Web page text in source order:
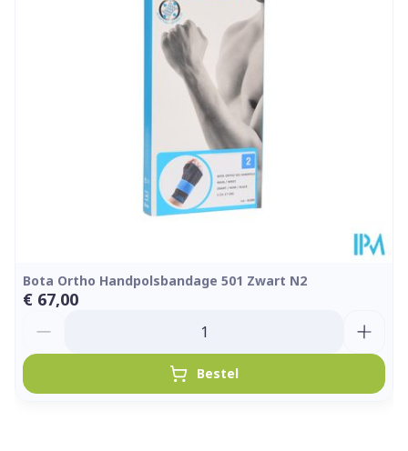
Stuk
Kamertemperatuur (15°C -
Bota Ortho Handpolsbandage 501 Zwart N2
€ 67,00
Bestel